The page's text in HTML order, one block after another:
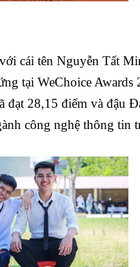
cái tên Nguyễn Tất
tại WeChoice
28,15 điểm và đậu
công nghệ thông tin